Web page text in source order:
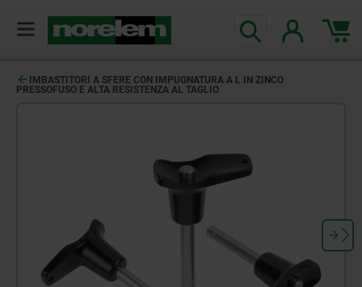
IMBASTITORI A SFERE CON IMPUGNATURA A L IN ZINCO
PRESSOFUSO E ALTA RESISTENZA AL TAGLIO